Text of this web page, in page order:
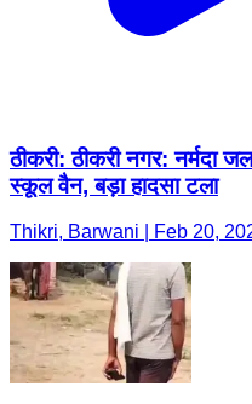
ठीकरी: ठीकरी नगर: नर्मदा
स्कूल वैन, बड़ा हादसा टला
Thikri, Barwani | Feb 20,